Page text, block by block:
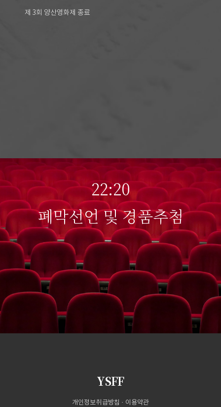
제 3회 양산영화제 종료
22:20
폐막선언 및 경품추첨
YSFF
개인정보취급방침 · 이용약관